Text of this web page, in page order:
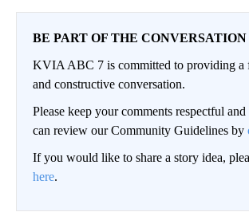
BE PART OF THE CONVERSATION
KVIA ABC 7 is committed to providing a
and constructive conversation.
Please keep your comments respectful
can review our Community Guidelines by
If you would like to share a story idea,
here.